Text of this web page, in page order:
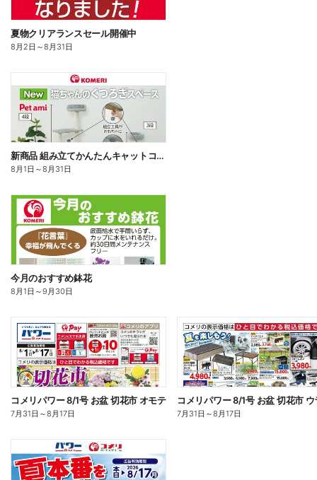
夏物クリアランスセール開催中
8月2日 ～8月31日
新商品 組み立てかんたんキャットコンド
8月1日 ～8月31日
今月のおすすめ鉢花
8月1日 ～9月30日
コメリパワー 8/1号 お盆 切花市 オモテ
7月31日 ～8月17日
コメリパワー 8/1号 お盆 切花市 ウ
7月31日 ～8月17日